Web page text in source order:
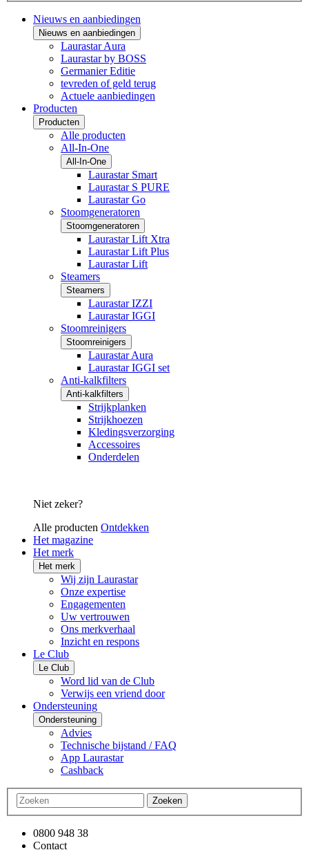
Nieuws en aanbiedingen
Nieuws en aanbiedingen
Laurastar Aura
Laurastar by BOSS
Germanier Editie
tevreden of geld terug
Actuele aanbiedingen
Producten
Producten
Alle producten
All-In-One
All-In-One
Laurastar Smart
Laurastar S PURE
Laurastar Go
Stoomgeneratoren
Stoomgeneratoren
Laurastar Lift Xtra
Laurastar Lift Plus
Laurastar Lift
Steamers
Steamers
Laurastar IZZI
Laurastar IGGI
Stoomreinigers
Stoomreinigers
Laurastar Aura
Laurastar IGGI set
Anti-kalkfilters
Anti-kalkfilters
Strijkplanken
Strijkhoezen
Kledingsverzorging
Accessoires
Onderdelen
Niet zeker?
Alle producten Ontdekken
Het magazine
Het merk
Het merk
Wij zijn Laurastar
Onze expertise
Engagementen
Uw vertrouwen
Ons merkverhaal
Inzicht en respons
Le Club
Le Club
Word lid van de Club
Verwijs een vriend door
Ondersteuning
Ondersteuning
Advies
Technische bijstand / FAQ
App Laurastar
Cashback
Zoeken
0800 948 38
Contact